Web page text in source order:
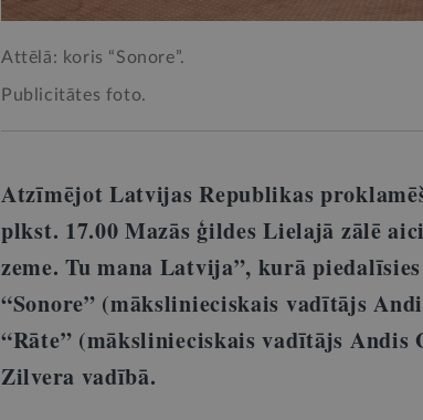
Attēlā: koris “Sonore”.
Publicitātes foto.
Atzīmējot Latvijas Republikas
plkst. 17.00 Mazās ģildes Lielajā zālē
zeme. Tu mana Latvija”, kurā
“Sonore” (mākslinieciskais vadītājs
“Rāte” (mākslinieciskais vadītājs
Zilvera vadībā.